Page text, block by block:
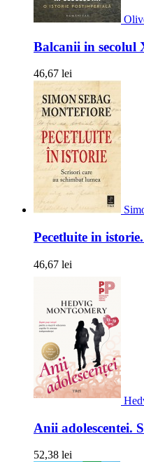
Balcanii in secolul
46,67 lei
Pecetluite in
46,67 lei
Anii adolescentei.
52,38 lei